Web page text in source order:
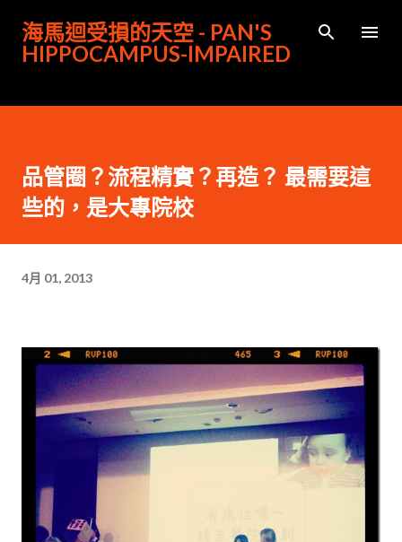
跳到主要內容
海馬迴受損的天空 - PAN'S
HIPPOCAMPUS-IMPAIRED
品管圈？流程精實？再造？ 最需要這
些的，是大專院校
4月 01, 2013